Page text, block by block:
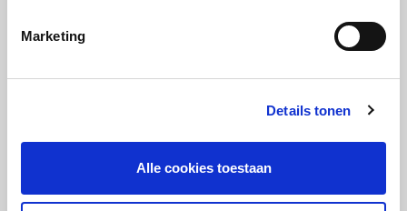
Marketing
Details tonen
Alle cookies toestaan
blijven en alles weten over
huidverbetering, producten en handige tips & tricks?